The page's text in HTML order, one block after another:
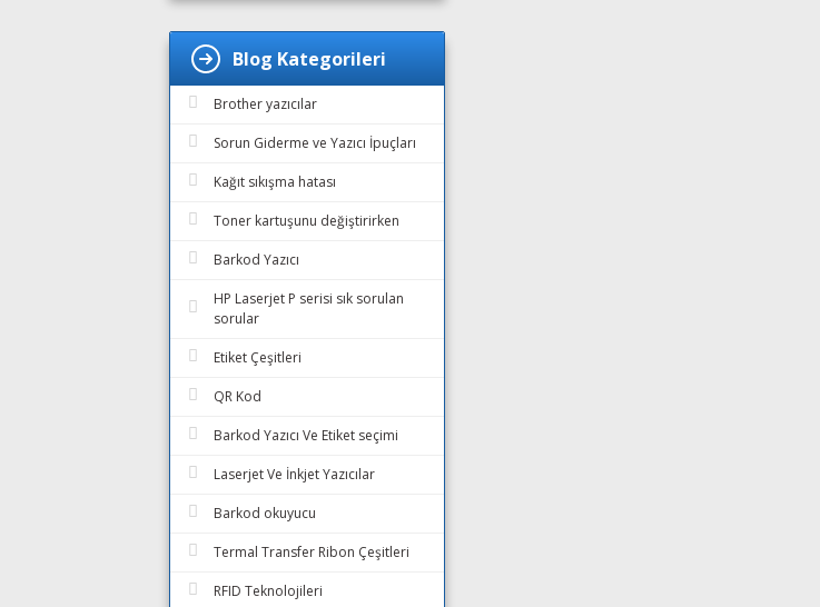
Blog Kategorileri
Brother yazıcılar
Sorun Giderme ve Yazıcı İpuçları
Kağıt sıkışma hatası
Toner kartuşunu değiştirirken
Barkod Yazıcı
HP Laserjet P serisi sık sorulan
sorular
Etiket Çeşitleri
QR Kod
Barkod Yazıcı Ve Etiket seçimi
Laserjet Ve İnkjet Yazıcılar
Barkod okuyucu
Termal Transfer Ribon Çeşitleri
RFID Teknolojileri